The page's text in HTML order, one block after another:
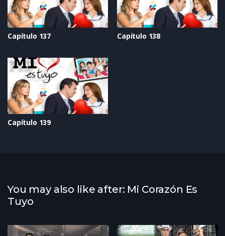
Capítulo 137 Capítulo 138
Capítulo 139
You may also like after: Mi Corazón Es
Tuyo